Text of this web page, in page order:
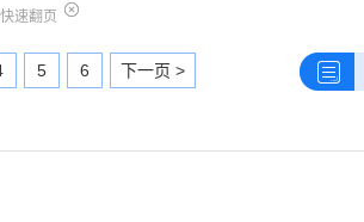
速翻页
5 6 下一页 >